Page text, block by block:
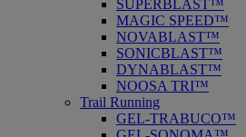
SUPERBLAST™
MAGIC SPEED™
NOVABLAST™
SONICBLAST™
DYNABLAST™
NOOSA TRI™
Trail Running
GEL-TRABUCO™